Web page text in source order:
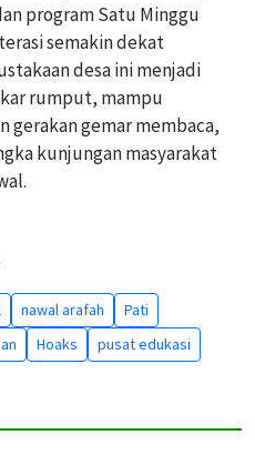
program Satu Minggu
semakin dekat
desa ini menjadi
rumput, mampu
gerakan gemar membaca,
kunjungan masyarakat
nawal arafah
Pati
Hoaks pusat edukasi